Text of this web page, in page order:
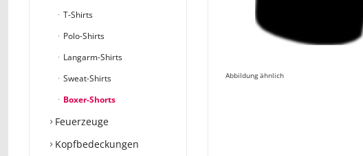
T-Shirts
Polo-Shirts
Langarm-Shirts
Sweat-Shirts
Boxer-Shorts
Feuerzeuge
Kopfbedeckungen
Abbildung ähnlich